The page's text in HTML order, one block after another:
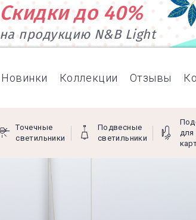
Скидки до 40%
на продукцию N&B Light
Новинки Коллекции Отзывы
Точечные
светильники
Подвесные
светильники
для